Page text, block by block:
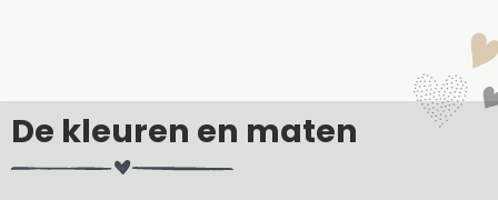
De kleuren en maten